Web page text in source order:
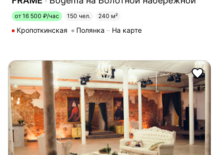
от 16 500 ₽/час 150 чел. 240 м²
Кропоткинская Полянка На карте